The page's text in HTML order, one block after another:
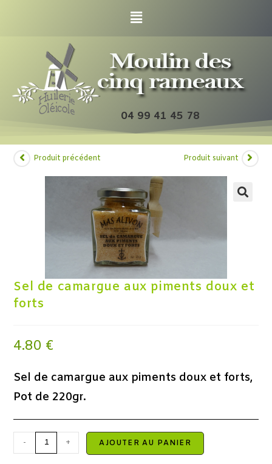
04 99 41 45 78
Produit précédent Produit suivant
Sel de camargue aux piments doux et
forts
4.80 €
Sel de camargue aux piments doux et forts,
Pot de 220gr.
- + AJOUTER AU PANIER